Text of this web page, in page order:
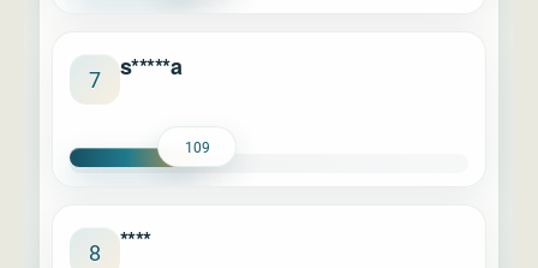
7 s*****a
109
8 ****